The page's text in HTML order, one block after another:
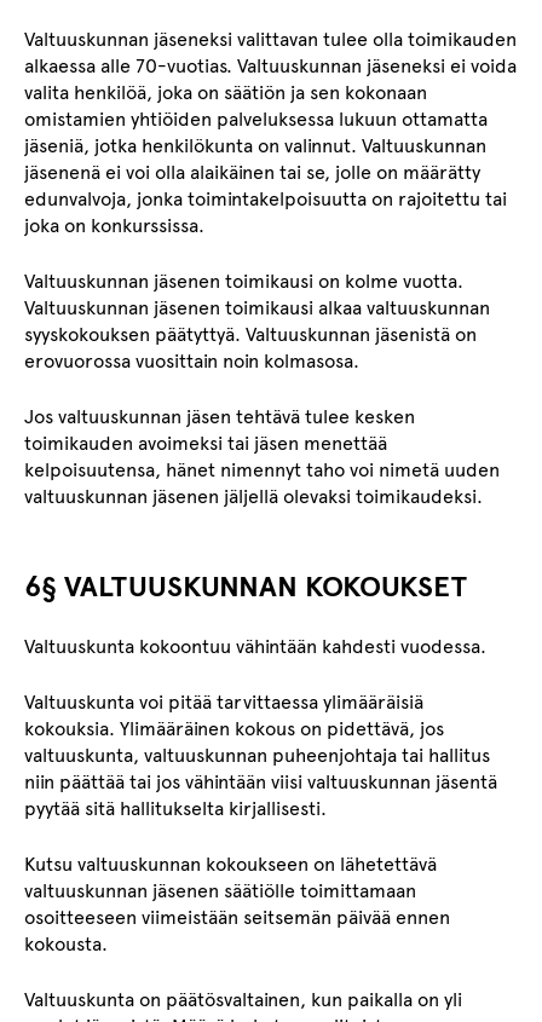
Valtuuskunnan jäseneksi valittavan tulee olla toimikauden
alkaessa alle 70-vuotias. Valtuuskunnan jäseneksi ei voida
valita henkilöä, joka on säätiön ja sen kokonaan
omistamien yhtiöiden palveluksessa lukuun ottamatta
jäseniä, jotka henkilökunta on valinnut. Valtuuskunnan
jäsenenä ei voi olla alaikäinen tai se, jolle on määrätty
edunvalvoja, jonka toimintakelpoisuutta on rajoitettu tai
joka on konkurssissa.
Valtuuskunnan jäsenen toimikausi on kolme vuotta.
Valtuuskunnan jäsenen toimikausi alkaa valtuuskunnan
syyskokouksen päätyttyä. Valtuuskunnan jäsenistä on
erovuorossa vuosittain noin kolmasosa.
Jos valtuuskunnan jäsen tehtävä tulee kesken
toimikauden avoimeksi tai jäsen menettää
kelpoisuutensa, hänet nimennyt taho voi nimetä uuden
valtuuskunnan jäsenen jäljellä olevaksi toimikaudeksi.
6§ VALTUUSKUNNAN KOKOUKSET
Valtuuskunta kokoontuu vähintään kahdesti vuodessa.
Valtuuskunta voi pitää tarvittaessa ylimääräisiä
kokouksia. Ylimääräinen kokous on pidettävä, jos
valtuuskunta, valtuuskunnan puheenjohtaja tai hallitus
niin päättää tai jos vähintään viisi valtuuskunnan jäsentä
pyytää sitä hallitukselta kirjallisesti.
Kutsu valtuuskunnan kokoukseen on lähetettävä
valtuuskunnan jäsenen säätiölle toimittamaan
osoitteeseen viimeistään seitsemän päivää ennen
kokousta.
Valtuuskunta on päätösvaltainen, kun paikalla on yli